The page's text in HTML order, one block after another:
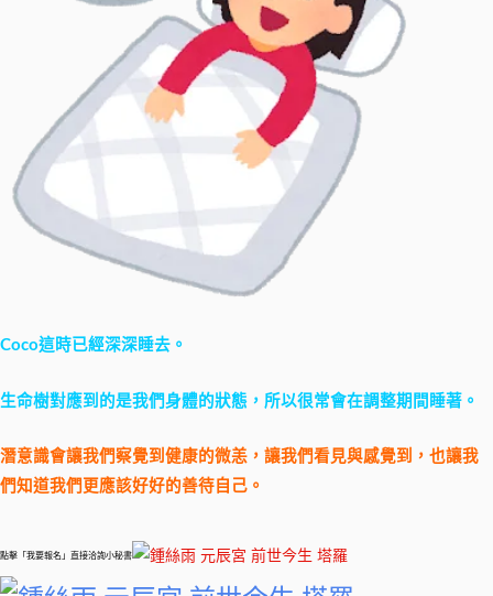
Coco這時已經深深睡去。
生命樹對應到的是我們身體的狀態，所以很常會在調整期間睡著。
潛意識會讓我們察覺到健康的微恙，讓我們看見與感覺到，也讓我
們知道我們更應該好好的善待自己。
點擊「我要報名」直接洽詢小秘書